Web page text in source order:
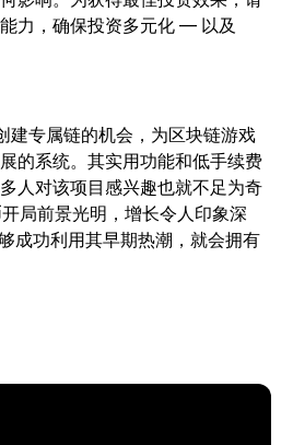
力，确保投资多元化 — 以及
建专属链的机会，为区块链游戏
的系统。其实用功能和低手续费
人对该项目感兴趣也就不足为奇
局前景光明，增长令人印象深
成功利用其早期热潮，就会拥有